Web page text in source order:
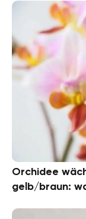
Orchidee
gelb/braun: